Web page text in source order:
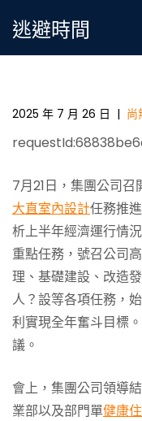
逃避時間
內蒙古動力集團：
2025 年 7 月 26 日 | 尚
7月21日，集團公司
大直室內設計任務推
析上半年經濟運行情
重點任務，號召公司
理、基礎建設、改造
人？設等各項任務，
利實現全年奮斗目標
議。
會上，集團公司領導
業部以及部門單健康